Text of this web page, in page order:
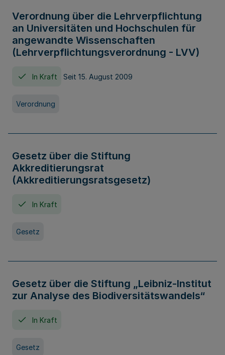
Verordnung über die Lehrverpflichtung
an Universitäten und Hochschulen für
angewandte Wissenschaften
(Lehrverpflichtungsverordnung - LVV)
In Kraft Seit 15. August 2009
Verordnung
Gesetz über die Stiftung
Akkreditierungsrat
(Akkreditierungsratsgesetz)
In Kraft
Gesetz
Gesetz über die Stiftung „Leibniz-Institut
zur Analyse des Biodiversitätswandels“
In Kraft
Gesetz